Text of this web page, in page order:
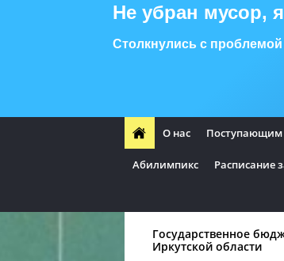
Не убран мусор,
Столкнулись с
О нас Поступающим
Абилимпикс Расписание
Государственное
Иркутской области